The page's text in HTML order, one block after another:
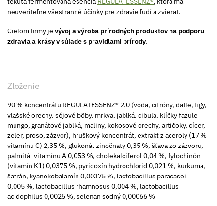
neuveriteľne všestranné účinky pre zdravie ľudí a zvierat.
Cieľom firmy je vývoj a výroba prírodných produktov na podporu
zdravia a krásy v súlade s pravidlami prírody.
Zloženie
90 % koncentrátu REGULATESSENZ® 2.0 (voda, citróny, datle, figy,
vlašské orechy, sójové bôby, mrkva, jablká, cibuľa, klíčky fazule
mungo, granátové jablká, maliny, kokosové orechy, artičoky, cícer,
zeler, proso, zázvor), hruškový koncentrát, extrakt z aceroly (17 %
vitamínu C) 2,35 %, glukonát zinočnatý 0,35 %, šťava zo zázvoru,
palmitát vitamínu A 0,053 %, cholekalciferol 0,04 %, fylochinón
(vitamín K1) 0,0375 %, pyridoxín hydrochlorid 0,021 %, kurkuma,
šafrán, kyanokobalamín 0,00375 %, lactobacillus paracasei
0,005 %, lactobacillus rhamnosus 0,004 %, lactobacillus
acidophilus 0,0025 %, selenan sodný 0,00066 %